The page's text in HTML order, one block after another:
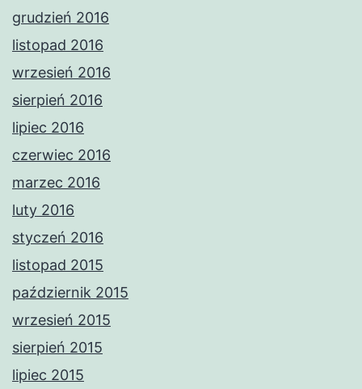
grudzień 2016
listopad 2016
wrzesień 2016
sierpień 2016
lipiec 2016
czerwiec 2016
marzec 2016
luty 2016
styczeń 2016
listopad 2015
październik 2015
wrzesień 2015
sierpień 2015
lipiec 2015